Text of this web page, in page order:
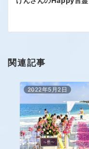
関連記事
2022年5月2日